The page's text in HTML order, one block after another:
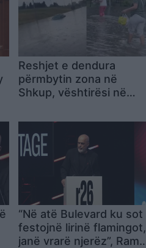
Reshjet e dendura
përmbytin zona në
Shkup, vështirësi në
“Në atë Bulevard ku sot
festojnë lirinë flamingot,
janë vrarë njerëz”, Rama